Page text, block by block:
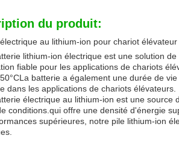
du produit:
au lithium-ion pour chariot élévateur
lithium-ion électrique est une solution
fiable pour les applications de chariots
batterie a également une durée de
dans les applications de chariots élévateurs.
électrique au lithium-ion est une
conditions.qui offre une densité d'énergie
supérieures, notre pile lithium-ion